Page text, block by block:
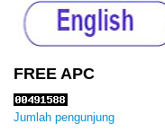
FREE APC
Jumlah pengunjung